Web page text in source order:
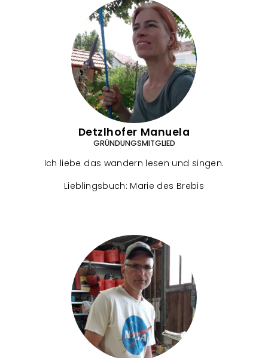
Detzlhofer Manuela
GRÜNDUNGSMITGLIED
Ich liebe das wandern lesen und singen.
Lieblingsbuch: Marie des Brebis